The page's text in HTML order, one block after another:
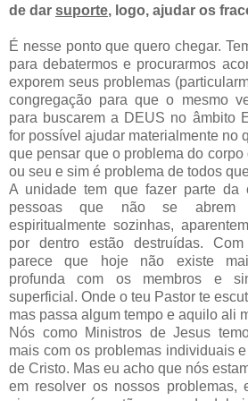
de dar suporte, logo, ajudar os
É nesse ponto que quero chegar.
para debatermos e procurarmos
exporem seus problemas
congregação para que o mesmo
para buscarem a DEUS no âmbito
for possível ajudar materialmente no
que pensar que o problema do corpo
ou seu e sim é problema de todos
A unidade tem que fazer parte da
pessoas que não se abrem
espiritualmente sozinhas,
por dentro estão destruídas.
parece que hoje não existe
profunda com os membros e
superficial. Onde o teu Pastor te
mas passa algum tempo e aquilo ali
Nós como Ministros de Jesus
mais com os problemas individuais
de Cristo. Mas eu acho que nós
em resolver os nossos problemas,